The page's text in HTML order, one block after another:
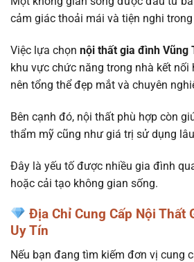
cảm giác thoải mái và tiện nghi
Việc lựa chọn nội thất gia đình Vũng
khu vực chức năng trong nhà kết nối
nên tổng thể đẹp mắt và chuyên
Bên cạnh đó, nội thất phù hợp còn
thẩm mỹ cũng như giá trị sử dụng
Đây là yếu tố được nhiều gia đình
hoặc cải tạo không gian sống.
Địa Chỉ Cung Cấp Nội Thất
Uy Tín
Nếu bạn đang tìm kiếm đơn vị cung